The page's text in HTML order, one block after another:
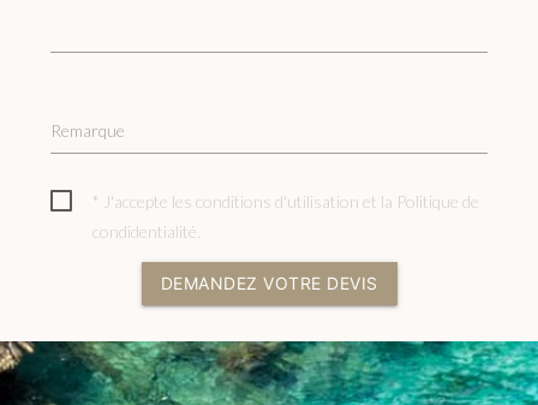
Remarque
* J'accepte les conditions d'utilisation et la Politique de
condidentialité
DEMANDEZ VOTRE DEVIS